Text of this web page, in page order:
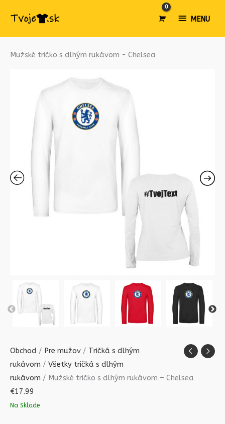
MENU
MENU
Mužské tričko s dlhým rukávom - Chelsea
Obchod / Pre mužov / Tričká s dlhým
rukávom / Všetky tričká s dlhým
rukávom / Mužské tričko s dlhým rukávom – Chelsea
€17.99
Na Sklade
množstvo
rukávom
Chelsea